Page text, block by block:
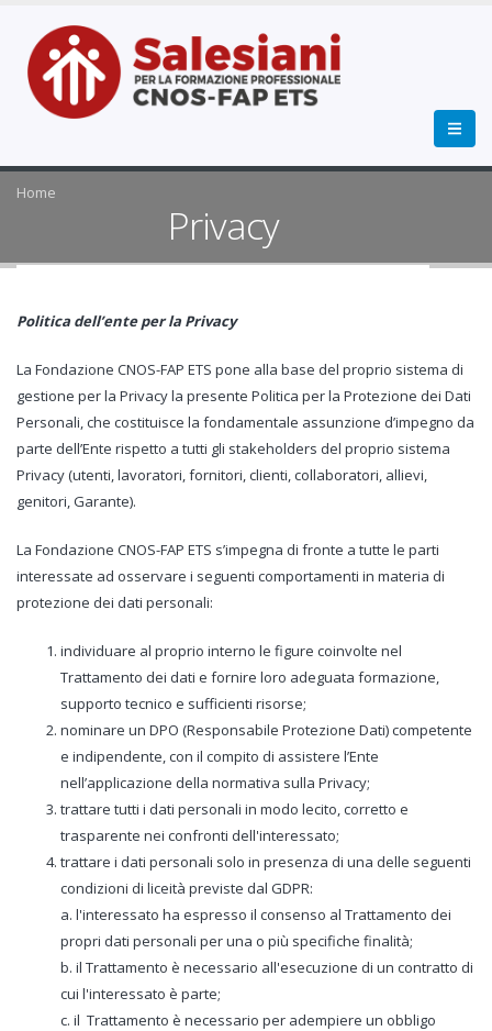
Home
Privacy
Politica dell’ente per la Privacy
La Fondazione CNOS-FAP ETS pone alla base del proprio sistema di
gestione per la Privacy la presente Politica per la Protezione dei Dati
Personali, che costituisce la fondamentale assunzione d’impegno da
parte dell’Ente rispetto a tutti gli stakeholders del proprio sistema
Privacy (utenti, lavoratori, fornitori, clienti, collaboratori, allievi,
genitori, Garante).
La Fondazione CNOS-FAP ETS s’impegna di fronte a tutte le parti
interessate ad osservare i seguenti comportamenti in materia di
protezione dei dati personali:
individuare al proprio interno le figure coinvolte nel
Trattamento dei dati e fornire loro adeguata formazione,
supporto tecnico e sufficienti risorse;
nominare un DPO (Responsabile Protezione Dati) competente
e indipendente, con il compito di assistere l’Ente
nell’applicazione della normativa sulla Privacy;
trattare tutti i dati personali in modo lecito, corretto e
trasparente nei confronti dell'interessato;
trattare i dati personali solo in presenza di una delle seguenti
condizioni di liceità previste dal GDPR:
a. l'interessato ha espresso il consenso al Trattamento dei
propri dati personali per una o più specifiche finalità;
b. il Trattamento è necessario all'esecuzione di un contratto di
cui l'interessato è parte;
c. il Trattamento è necessario per adempiere un obbligo